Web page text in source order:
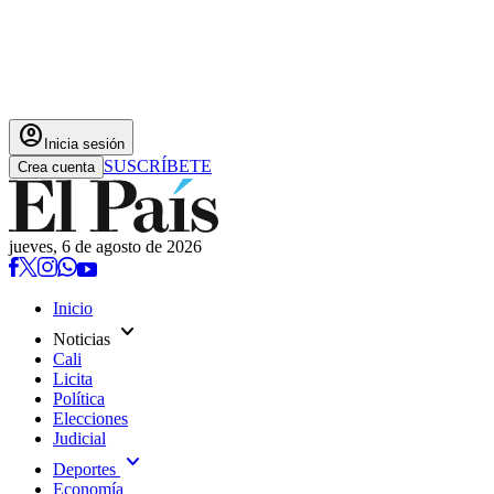
account_circle Inicia sesión
Crea cuenta SUSCRÍBETE
jueves, 6 de agosto de 2026
Inicio
Noticias expand_more
Cali
Licita
Política
Elecciones
Judicial
Deportes expand_more
Economía